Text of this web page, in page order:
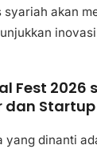
akan
Fest 2026
dan
yang dinanti